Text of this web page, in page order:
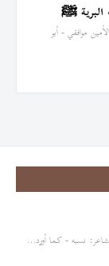
البرية ﷺ
موافقي - أبو
نسبه - كما أورد…